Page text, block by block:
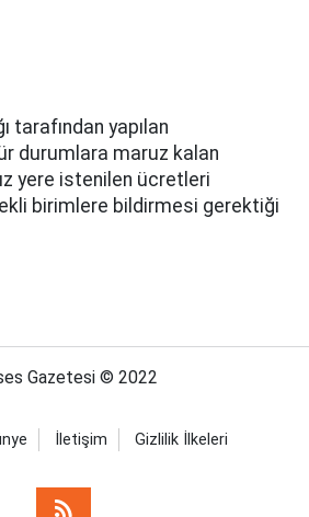
tarafından yapılan
durumlara maruz kalan
yere istenilen ücretleri
birimlere bildirmesi gerektiği
Gazetesi © 2022
İletişim Gizlilik İlkeleri